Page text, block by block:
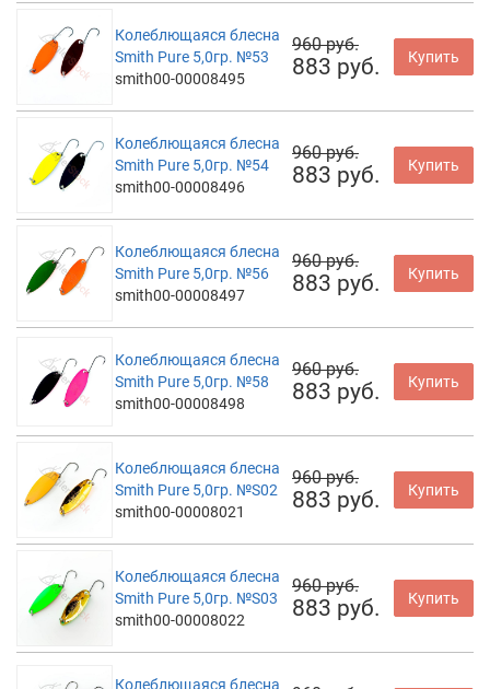
Колеблющаяся блесна
Smith Pure 5,0гр. №53
smith00-00008495
960 руб.
883 руб. Купить
Колеблющаяся блесна
Smith Pure 5,0гр. №54
smith00-00008496
960 руб.
883 руб. Купить
Колеблющаяся блесна
Smith Pure 5,0гр. №56
smith00-00008497
960 руб.
883 руб. Купить
Колеблющаяся блесна
Smith Pure 5,0гр. №58
smith00-00008498
960 руб.
883 руб. Купить
Колеблющаяся блесна
Smith Pure 5,0гр. №S02
smith00-00008021
960 руб.
883 руб. Купить
Колеблющаяся блесна
Smith Pure 5,0гр. №S03
smith00-00008022
960 руб.
883 руб. Купить
Колеблющаяся блесна